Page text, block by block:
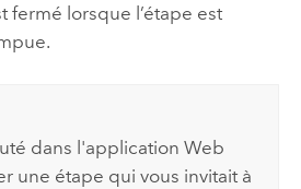
fermé lorsque l’étape est
dans l'application Web
une étape qui vous invitait à